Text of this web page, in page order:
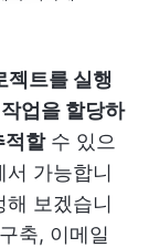
젝트를 실행
업을 할당하
적할수 있으
가능합니
보겠습니
축, 이메일